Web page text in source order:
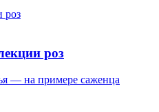
роз
роз
— на примере саженца